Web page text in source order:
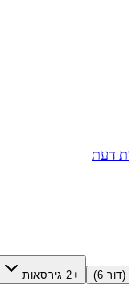
דעת
+2 גירסאות